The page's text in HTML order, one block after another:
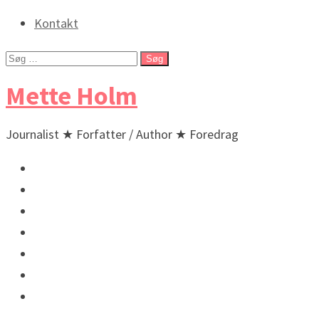
Kontakt
Søg
Mette Holm
Journalist ★ Forfatter / Author ★ Foredrag